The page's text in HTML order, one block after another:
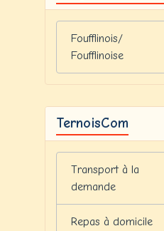
Foufflinois/
Foufflinoise
TernoisCom
Transport à la
demande
Repas à domicile